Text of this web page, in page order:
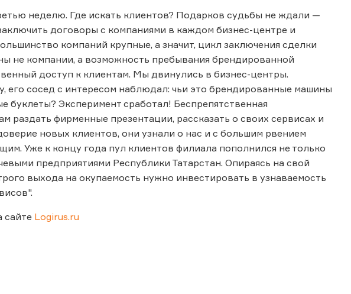
неделю. Где искать клиентов? Подарков судьбы не ждали —
договоры с компаниями в каждом бизнес-центре и
компаний крупные, а значит, цикл заключения сделки
не компании, а возможность пребывания брендированной
доступ к клиентам. Мы двинулись в бизнес-центры.
его сосед с интересом наблюдал: чьи это брендированные машины
буклеты? Эксперимент сработал! Беспрепятственная
раздать фирменные презентации, рассказать о своих сервисах и
новых клиентов, они узнали о нас и с большим рвением
Уже к концу года пул клиентов филиала пополнился не только
предприятиями Республики Татарстан. Опираясь на свой
выхода на окупаемость нужно инвестировать в узнаваемость
сайте Logirus.ru